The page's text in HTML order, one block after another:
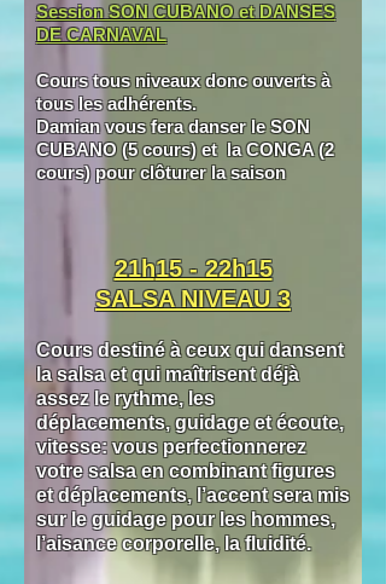
Session SON CUBANO et DANSES
DE CARNAVAL
Cours tous niveaux donc ouverts à
tous les adhérents.
Damian vous fera danser le SON
CUBANO (5 cours)et la CONGA (2
cours) pour clôturer la saison
21h15 - 22h15
SALSA NIVEAU 3
Cours destiné à ceux qui dansent
la salsa et qui maîtrisent déjà
assez le rythme, les
déplacements, guidage et écoute,
vitesse: vous perfectionnerez
votre salsa en combinant figures
et déplacements, l’accent sera mis
sur le guidage pour les hommes,
l’aisance corporelle, la fluidité.